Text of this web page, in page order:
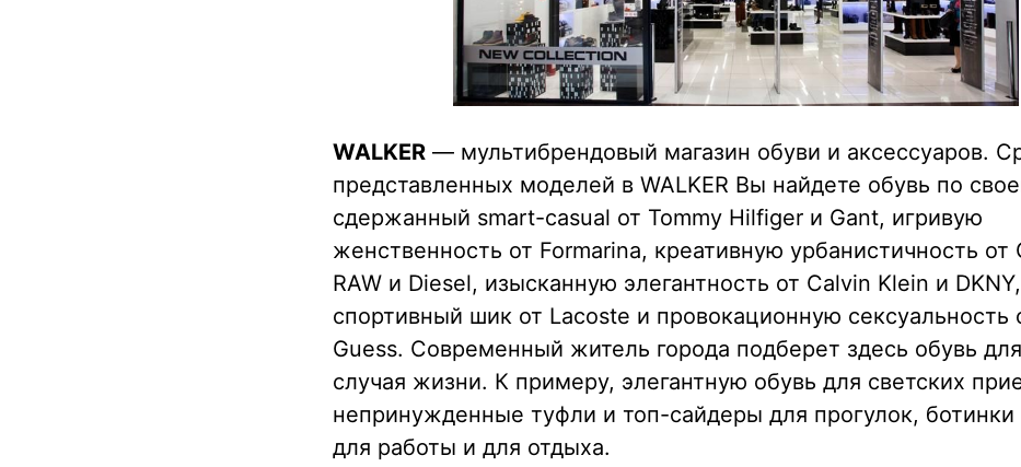
WALKER — мультибрендовый магазин обуви и аксессуаров.
представленных моделей в WALKER Вы найдете обувь по
сдержанный smart-casual от Tommy Hilfiger и Gant, игривую
женственность от Formarina, креативную урбанистичность от
RAW и Diesel, изысканную элегантность от Calvin Klein и DKNY,
спортивный шик от Lacoste и провокационную сексуальность
Guess. Современный житель города подберет здесь обувь
случая жизни. К примеру, элегантную обувь для светских
непринужденные туфли и топ-сайдеры для прогулок,
для работы и для отдыха.